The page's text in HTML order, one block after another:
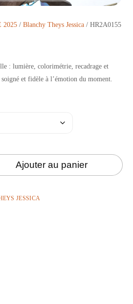
2025 /Blanchy Theys Jessica / HR2A0155
: lumière, colorimétrie, recadrage et
et fidèle à l’émotion du moment.
Ajouter au panier
JESSICA